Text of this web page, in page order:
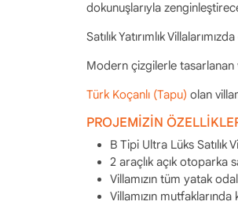
dokunuşlarıyla
Satılık Yatırımlık
Modern çizgilerle tasarlanan
Türk Koçanlı (Tapu) olan
PROJEMİZİN
B Tipi Ultra Lüks Satılık
2 araçlık açık otoparka
Villamızın tüm yatak
Villamızın